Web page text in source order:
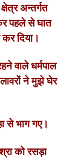
अन्तर्गत
पहले से घात
दिया।
वाले धर्मपाल
ने मुझे घेर
से भाग गए।
को रसड़ा